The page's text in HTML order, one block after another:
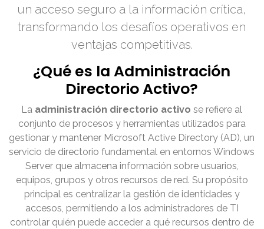
un acceso seguro a la información crítica,
transformando los desafíos operativos en
ventajas competitivas.
¿Qué es la Administración
Directorio Activo?
La administración directorio activo se refiere al
conjunto de procesos y herramientas utilizados para
gestionar y mantener Microsoft Active Directory (AD), un
servicio de directorio fundamental en entornos Windows
Server que almacena información sobre usuarios,
equipos, grupos y otros recursos de red. Su propósito
principal es centralizar la gestión de identidades y
accesos, permitiendo a los administradores de TI
controlar quién puede acceder a qué recursos dentro de